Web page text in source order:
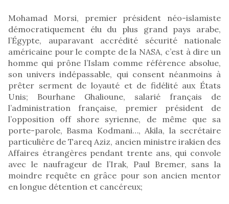
Mohamad Morsi, premier président néo-islamiste
démocratiquement élu du plus grand pays arabe,
l’Égypte, auparavant accrédité sécurité nationale
américaine pour le compte de la NASA, c’est à dire un
homme qui prône l’Islam comme référence absolue,
son univers indépassable, qui consent néanmoins à
prêter serment de loyauté et de fidélité aux États
Unis; Bourhane Ghalioune, salarié français de
l’administration française, premier président de
l’opposition off shore syrienne, de même que sa
porte-parole, Basma Kodmani…, Akila, la secrétaire
particulière de Tareq Aziz, ancien ministre irakien des
Affaires étrangères pendant trente ans, qui convole
avec le naufrageur de l’Irak, Paul Bremer, sans la
moindre requête en grâce pour son ancien mentor
en longue détention et cancéreux;